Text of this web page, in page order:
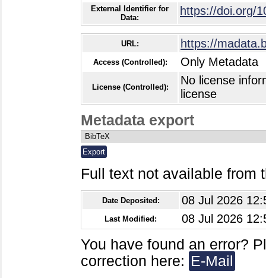
External Identifier for
Data:
https://doi.org/
URL: https://
Access (Controlled): Only Metadata
License (Controlled):
No license
license
Metadata export
Full text not available from
Date Deposited: 08 Jul 2026
Last Modified: 08 Jul 2026
You have found an error?
correction here: E-Mail